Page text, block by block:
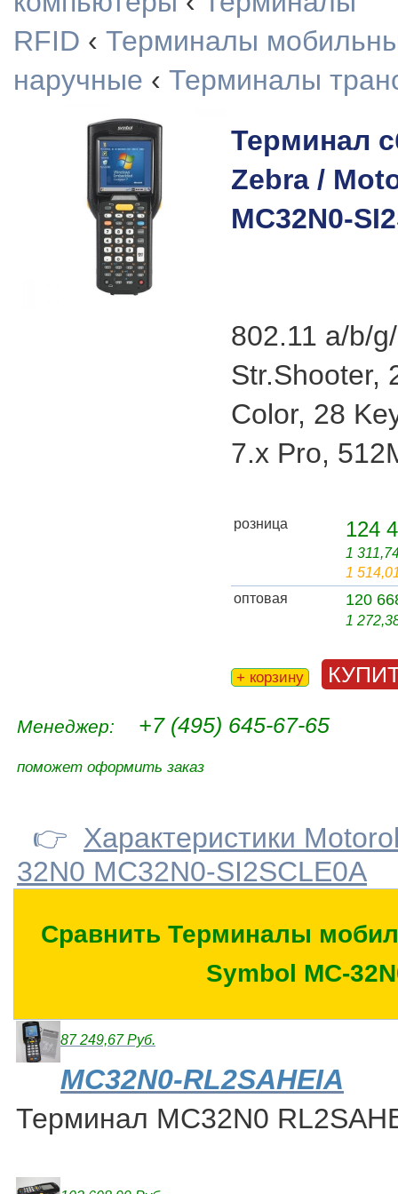
RFID ‹ Терминалы
наручные ‹ Терминалы
Терминал
Zebra /
MC32N0-
802.11 a/b/
Str.Shooter,
Color, 28
7.x Pro,
розница 124
1
1
оптовая
120
1
+ корзину
Менеджер: +7 (495) 645-67-65
поможет оформить заказ
👉 Характеристики
32N0 MC32N0-SI2SCLE0A
Сравнить Терминалы
Symbol MC-
87 249,67 Руб.
MC32N0-RL2SAHEIA
Терминал MC32N0